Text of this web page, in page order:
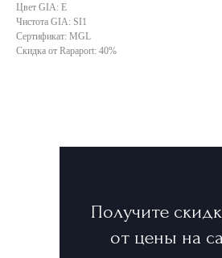
Цвет GIA: E
Чистота GIA: SI1
Сертификат: MGL
Скидка от Rapaport: 40%
Получите
от цены на